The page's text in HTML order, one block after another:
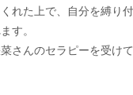
れた上で、
自分を縛り
す。
さんのセラピーを受け